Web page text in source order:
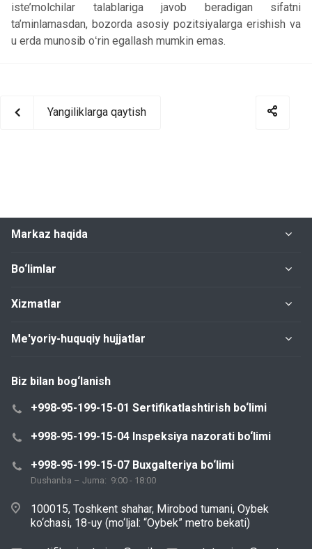
iste’molchilar talablariga javob beradigan sifatni
ta’minlamasdan, bozorda asosiy pozitsiyalarga erishish va
u erda munosib oʻrin egallash mumkin emas.
Yangiliklarga qaytish
Markaz haqida
Bo‘limlar
Xizmatlar
Me'yoriy-huquqiy hujjatlar
Biz bilan bog‘lanish
+998-95-199-15-01 Sertifikatlashtirish bo‘limi
+998-95-199-15-04 Inspeksiya nazorati bo‘limi
+998-95-199-15-07 Buxgalteriya bo‘limi
Dushanba – Juma: 9:00 - 18:00
100015, Toshkent shahar, Mirobod tumani, Oybek
ko‘chasi, 18-uy (mo‘ljal: “Oybek” metro bekati)